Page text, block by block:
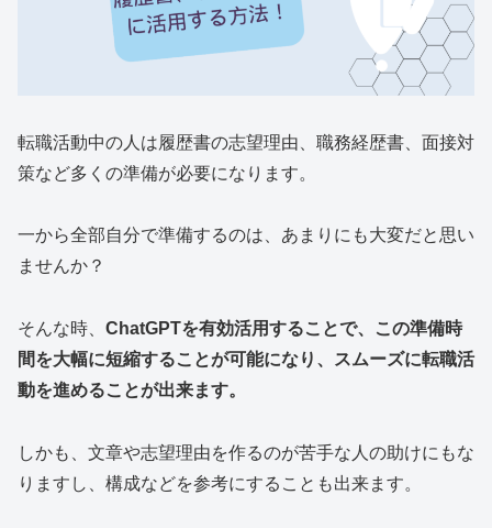
転職活動中の人は履歴書の志望理由、職務経歴書、面接対
策など多くの準備が必要になります。
一から全部自分で準備するのは、あまりにも大変だと思い
ませんか？
そんな時、 ChatGPTを有効活用することで、この準備時
間を大幅に短縮することが可能になり、スムーズに転職活
動を進めることが出来ます。
しかも、文章や志望理由を作るのが苦手な人の助けにもな
りますし、構成などを参考にすることも出来ます。